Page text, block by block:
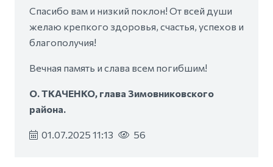
Спасибо вам и низкий поклон! От всей души
желаю крепкого здоровья, счастья, успехов и
благополучия!
Вечная память и слава всем погибшим!
О. ТКАЧЕНКО, глава Зимовниковского
района.
01.07.2025 11:13 56